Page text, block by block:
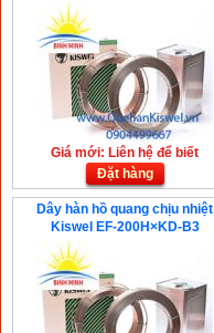
Giá mới: Liên hệ để biết
Đặt hàng
Dây hàn hồ quang chịu nhiệt
Kiswel EF-200H×KD-B3